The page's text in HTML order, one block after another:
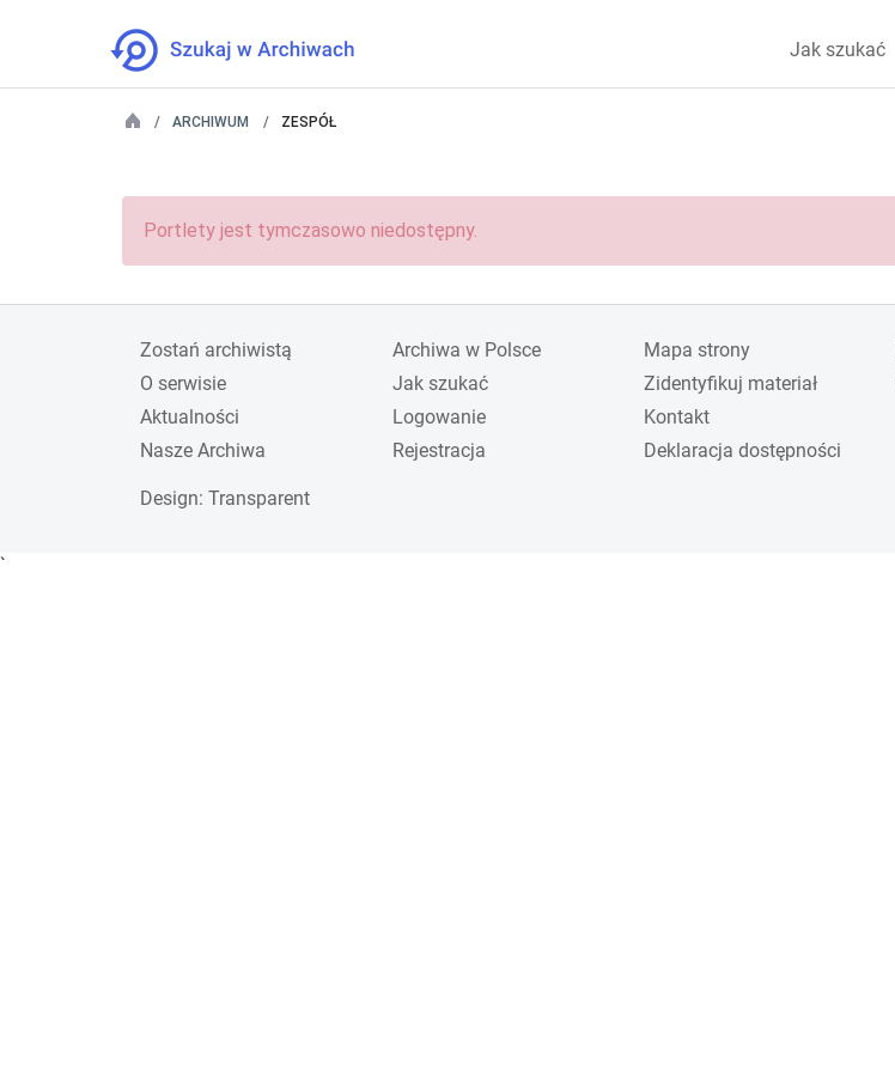
Jak szukać
ARCHIWUM ZESPÓŁ
Portlety jest tymczasowo niedostępny.
Zostań archiwistą
O serwisie
Aktualności
Nasze Archiwa
Archiwa w Polsce
Jak szukać
Logowanie
Rejestracja
Mapa strony
Zidentyfikuj materiał
Kontakt
Deklaracja dostępności
Design: Transparent
`